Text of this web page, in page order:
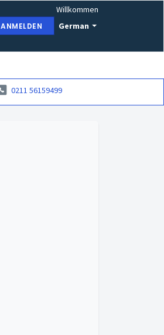
German
Willkommen
ANMELDEN
0211 56159499